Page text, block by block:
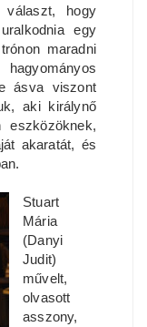
hogy
egy
maradni
ásva viszont
aki királynő
akaratát, és
Stuart
Mária
(Danyi
Judit)
művelt,
olvasott
asszony,